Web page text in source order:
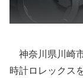
神奈川県川崎
時計ロレックス